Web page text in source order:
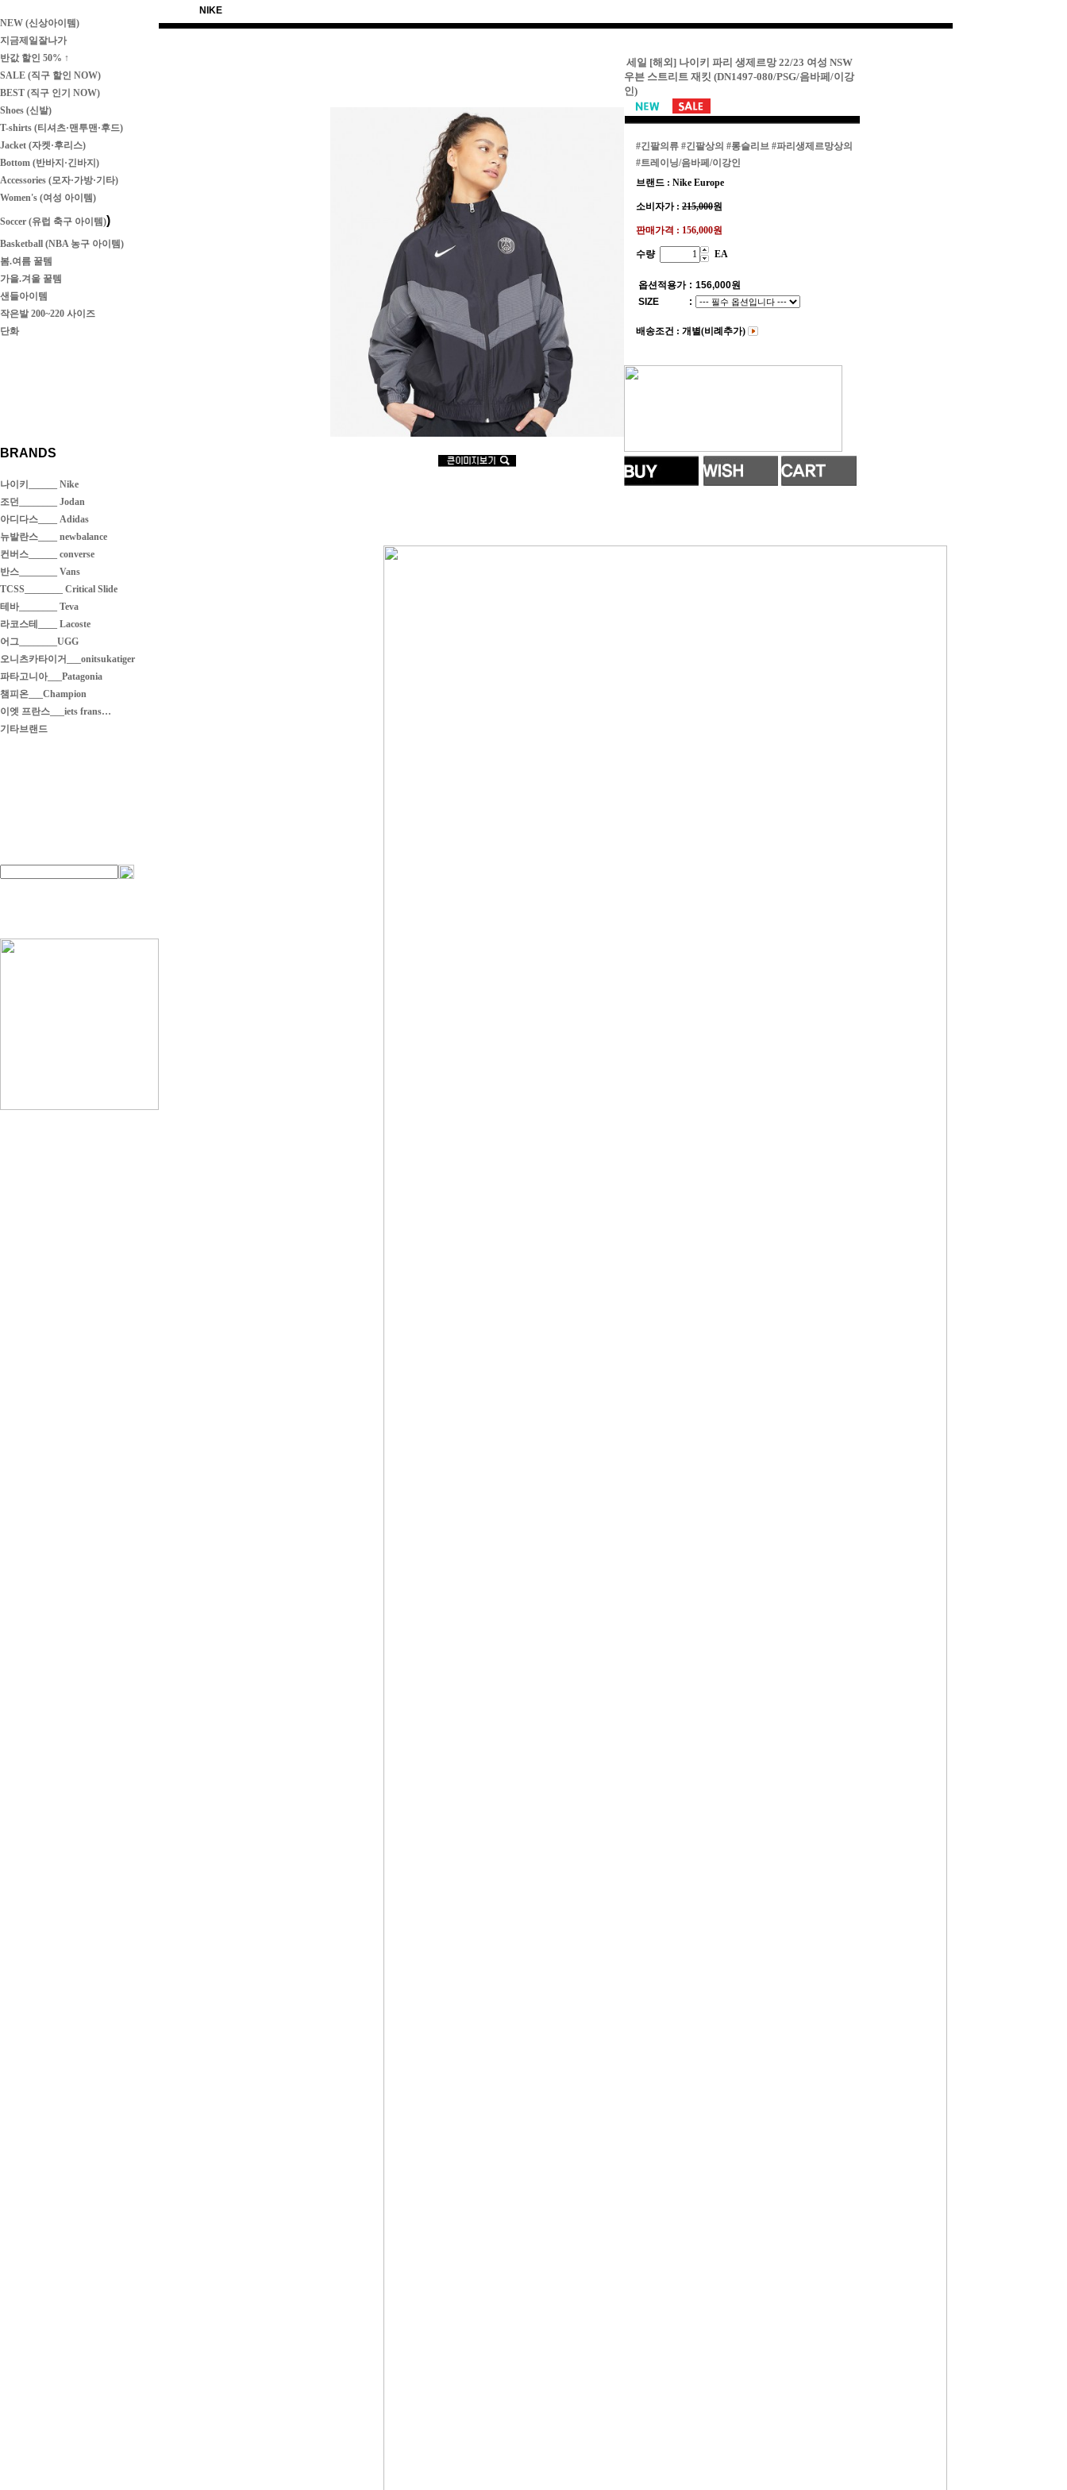
NEW (신상아이템)
지금제일잘나가
반값 할인 50% ↑
SALE (직구 할인 NOW)
BEST (직구 인기 NOW)
Shoes (신발)
T-shirts (티셔츠·맨투맨·후드)
Jacket (자켓·후리스)
Bottom (반바지·긴바지)
Accessories (모자·가방·기타)
Women's (여성 아이템)
Soccer (유럽 축구 아이템))
Basketball (NBA 농구 아이템)
봄.여름 꿀템
가을.겨울 꿀템
샌들아이템
작은발 200~220 사이즈
단화
BRANDS
나이키______ Nike
조던________ Jodan
아디다스____ Adidas
뉴발란스____ newbalance
컨버스______ converse
반스________ Vans
TCSS________ Critical Slide
테바________ Teva
라코스테____ Lacoste
어그________UGG
오니츠카타이거___onitsukatiger
파타고니아___Patagonia
챔피온___Champion
이엣 프란스___iets frans…
기타브랜드
NIKE
세일 [해외] 나이키 파리 생제르망 22/23 여성 NSW
우븐 스트리트 재킷 (DN1497-080/PSG/음바페/이강
인)
#긴팔의류 #긴팔상의 #롱슬리브 #파리생제르망상의
#트레이닝/음바페/이강인
브랜드 : Nike Europe
소비자가 : 215,000원
판매가격 : 156,000원
수량 EA
옵션적용가 : 156,000원
SIZE
:
배송조건 : 개별(비례추가)